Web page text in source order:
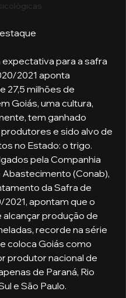
2021 aponta
27,5 milhões de
Goiás, uma cultura,
tem ganhado
e sido alvo de
no Estado: o trigo.
pela Companhia
Abastecimento (Conab),
da Safra de
apontam que o
alcançar produção de
recorde na série
coloca Goiás como
produtor nacional de
de Paraná, Rio
e São Paulo.